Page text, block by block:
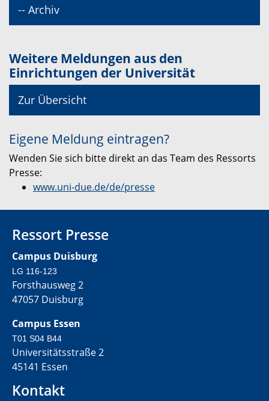
-- Archiv
Weitere Meldungen aus den
Einrichtungen der Universität
Zur Übersicht
Eigene Meldung eintragen?
Wenden Sie sich bitte direkt an das Team des Ressorts
Presse:
www.uni-due.de/de/presse
Ressort Presse
Campus Duisburg
LG 116-123
Forsthausweg 2
47057 Duisburg
Campus Essen
T01 S04 B44
Universitätsstraße 2
45141 Essen
Kontakt